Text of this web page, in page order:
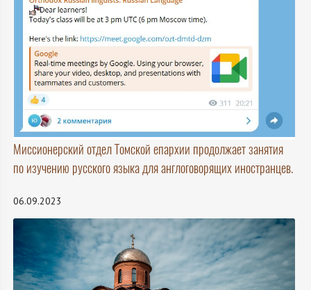
Миссионерский отдел Томской епархии продолжает занятия
по изучению русского языка для англоговорящих иностранцев.
06.09.2023